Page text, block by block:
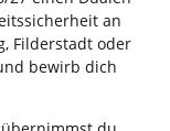
an
Filderstadt oder
bewirb dich